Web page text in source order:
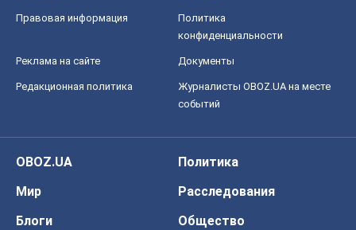
Правовая информация
Политика
конфиденциальности
Реклама на сайте Документы
Редакционная политика
Журналисты OBOZ.UA на месте
событий
OBOZ.UA
Политика
Мир
Расследования
Блоги
Общество